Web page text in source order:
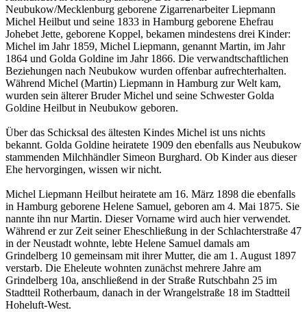
Neubukow/Mecklenburg geborene Zigarrenarbeiter Liepmann
Michel Heilbut und seine 1833 in Hamburg geborene Ehefrau
Johebet Jette, geborene Koppel, bekamen mindestens drei Kinder:
Michel im Jahr 1859, Michel Liepmann, genannt Martin, im Jahr
1864 und Golda Goldine im Jahr 1866. Die verwandtschaftlichen
Beziehungen nach Neubukow wurden offenbar aufrechterhalten.
Während Michel (Martin) Liepmann in Hamburg zur Welt kam,
wurden sein älterer Bruder Michel und seine Schwester Golda
Goldine Heilbut in Neubukow geboren.
Über das Schicksal des ältesten Kindes Michel ist uns nichts
bekannt. Golda Goldine heiratete 1909 den ebenfalls aus Neubukow
stammenden Milchhändler Simeon Burghard. Ob Kinder aus dieser
Ehe hervorgingen, wissen wir nicht.
Michel Liepmann Heilbut heiratete am 16. März 1898 die ebenfalls
in Hamburg geborene Helene Samuel, geboren am 4. Mai 1875. Sie
nannte ihn nur Martin. Dieser Vorname wird auch hier verwendet.
Während er zur Zeit seiner Eheschließung in der Schlachterstraße 47
in der Neustadt wohnte, lebte Helene Samuel damals am
Grindelberg 10 gemeinsam mit ihrer Mutter, die am 1. August 1897
verstarb. Die Eheleute wohnten zunächst mehrere Jahre am
Grindelberg 10a, anschließend in der Straße Rutschbahn 25 im
Stadtteil Rotherbaum, danach in der Wrangelstraße 18 im Stadtteil
Hoheluft-West.